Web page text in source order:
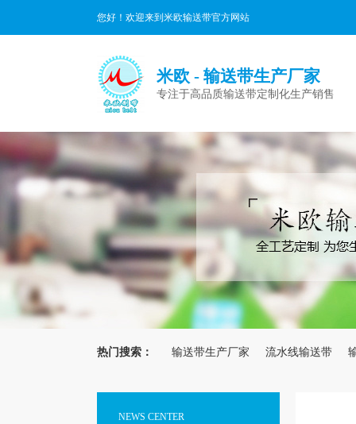
您好！欢迎来到米欧输送带官方网站
米欧 - 输送带生产厂家
专注于高品质输送带定制化生产销售
热门搜索： 输送带生产厂家 流水线输送带
NEWS CENTER